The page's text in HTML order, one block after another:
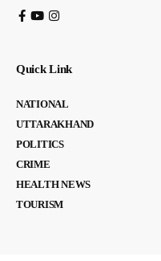
Quick Link
NATIONAL
UTTARAKHAND
POLITICS
CRIME
HEALTH NEWS
TOURISM